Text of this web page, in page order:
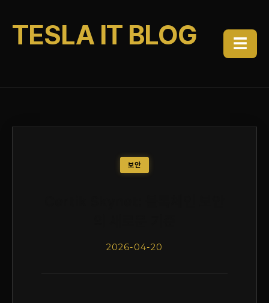
TESLA IT BLOG ☰
보안
2026-04-20